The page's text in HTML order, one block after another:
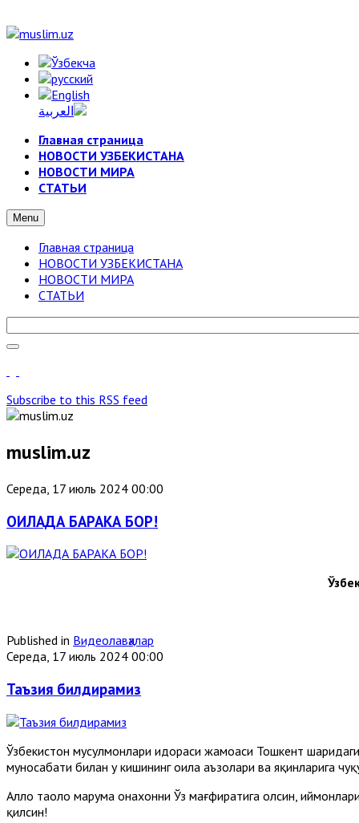
Главная страница
НОВОСТИ УЗБЕКИСТАНА
НОВОСТИ МИРА
СТАТЬИ
Menu
Главная страница
НОВОСТИ УЗБЕКИСТАНА
НОВОСТИ МИРА
СТАТЬИ
Subscribe to this RSS feed
muslim.uz
Середа, 17 июль 2024 00:00
ОИЛАДА БАРАКА БОР!
Published in Видеолавҳалар
Середа, 17 июль 2024 00:00
Таъзия билдирамиз
Ўзбекистон мусулмонлари идораси жамоаси Тошкент
муносабати билан у кишининг оила аъзолари ва яқинларига
Аллоҳ таоло марҳума онахонни Ўз мағфиратига олсин,
қилсин!